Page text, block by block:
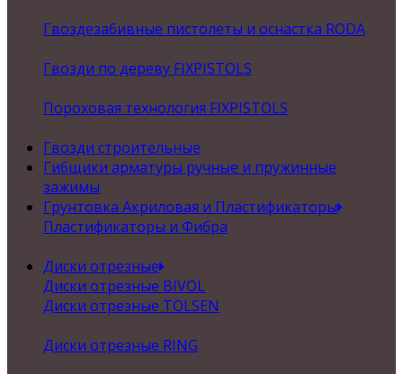
Гвоздезабивные пистолеты и оснастка RODA
Гвозди по дереву FIXPISTOLS
Пороховая технология FIXPISTOLS
Гвозди строительные
Гибщики арматуры ручные и пружинные
зажимы
Грунтовка Акриловая и Пластификаторы
Пластификаторы и Фибра
Диски отрезные
Диски отрезные BIVOL
Диски отрезные TOLSEN
Диски отрезные RING